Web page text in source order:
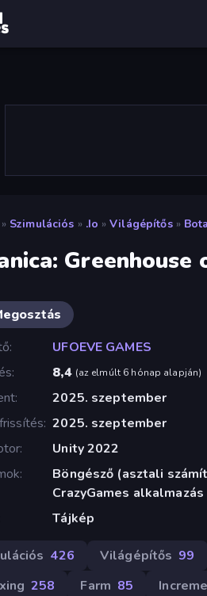
» Szimulációs » .io » Világépítős »
Greenhouse
UFOEVE GAMES
8,4 (az elmúlt 6 hónap alapján)
2025. szeptember
2025. szeptember
Unity 2022
Böngésző (asztali
CrazyGames
Tájkép
426 Világépítős 99
258 Farm 85